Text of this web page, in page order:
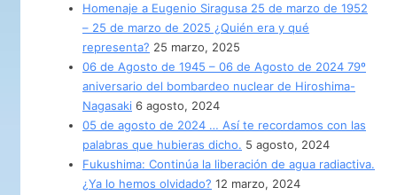
Homenaje a Eugenio Siragusa 25 de marzo de 1952
– 25 de marzo de 2025 ¿Quién era y qué
representa? 25 marzo, 2025
06 de Agosto de 1945 – 06 de Agosto de 2024 79º
aniversario del bombardeo nuclear de Hiroshima-
Nagasaki 6 agosto, 2024
05 de agosto de 2024 … Así te recordamos con las
palabras que hubieras dicho. 5 agosto, 2024
Fukushima: Continúa la liberación de agua radiactiva.
¿Ya lo hemos olvidado? 12 marzo, 2024